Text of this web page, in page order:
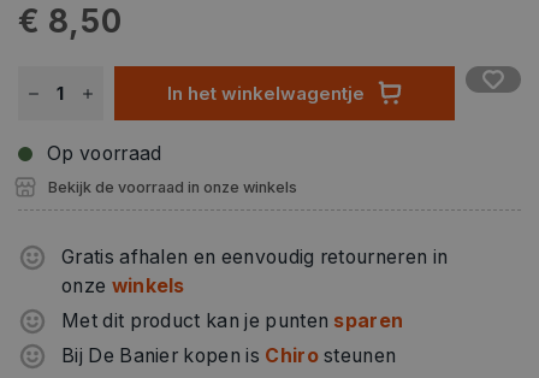
€ 8,50
In het winkelwagentje
Op voorraad
Bekijk de voorraad in onze winkels
Gratis afhalen en eenvoudig retourneren in
onze winkels
Met dit product kan je punten sparen
Bij De Banier kopen is Chirosteunen